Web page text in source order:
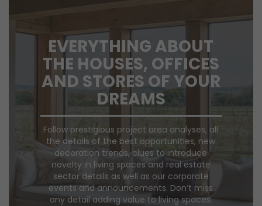
EVERYTHING ABOUT
THE HOUSES, OFFICES
AND STORES OF YOUR
DREAMS
Follow prestigious project area analyses, all
the details of the best opportunities, new
decoration trends, clues to introduce
novelty in living spaces and real estate
sector details as well as our corporate
events and announcements. Don’t miss
any detail adding value to living spaces.